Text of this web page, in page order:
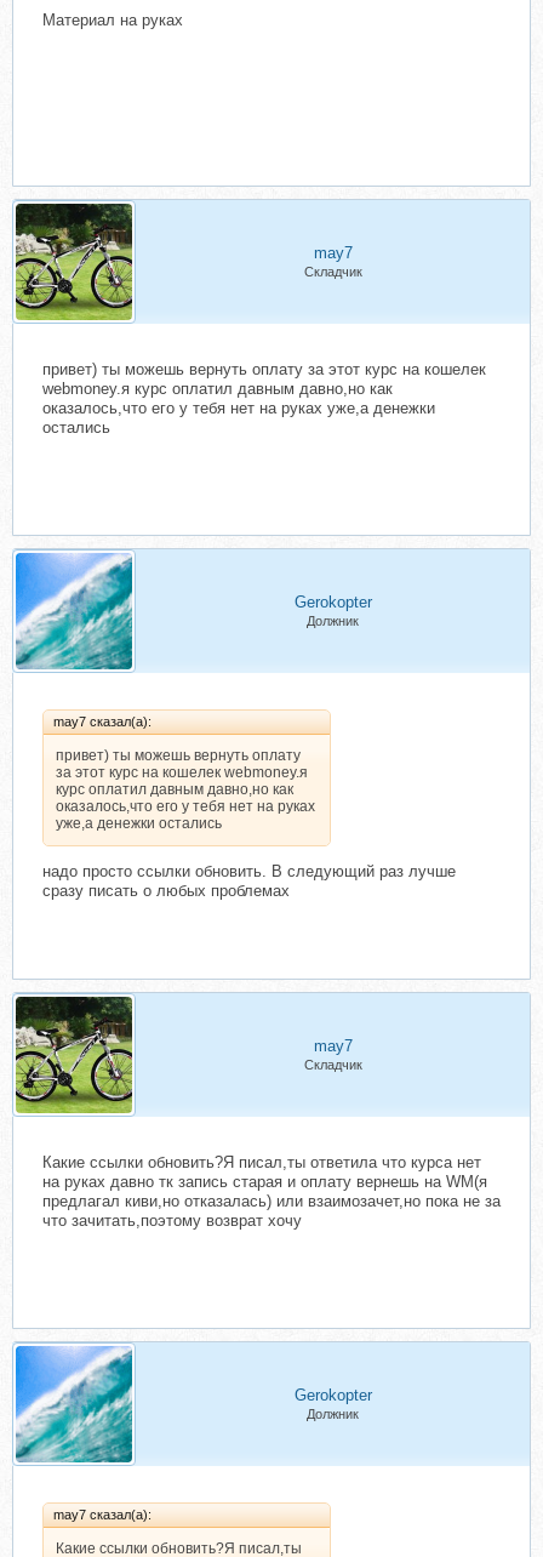
Материал на руках
may7
Складчик
привет) ты можешь вернуть оплату за этот курс на кошелек
webmoney.я курс оплатил давным давно,но как
оказалось,что его у тебя нет на руках уже,а денежки
остались
Gerokopter
Должник
may7 сказал(а):
привет) ты можешь вернуть оплату
за этот курс на кошелек webmoney.я
курс оплатил давным давно,но как
оказалось,что его у тебя нет на руках
уже,а денежки остались
надо просто ссылки обновить. В следующий раз лучше
сразу писать о любых проблемах
may7
Складчик
Какие ссылки обновить?Я писал,ты ответила что курса нет
на руках давно тк запись старая и оплату вернешь на WM(я
предлагал киви,но отказалась) или взаимозачет,но пока не за
что зачитать,поэтому возврат хочу
Gerokopter
Должник
may7 сказал(а):
Какие ссылки обновить?Я писал,ты